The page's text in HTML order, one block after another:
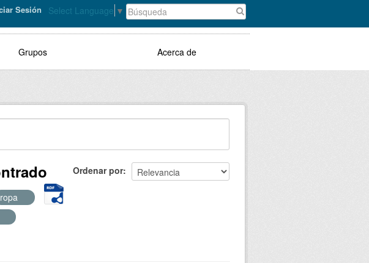
Select Language ▼
Sesión
Grupos Acerca de
Ordenar por
ropa